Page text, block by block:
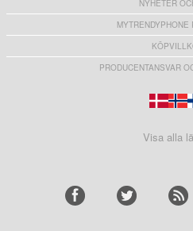
NYHETER
MYTRENDYPHONE
PRODUCENTANSVAR
Visa alla